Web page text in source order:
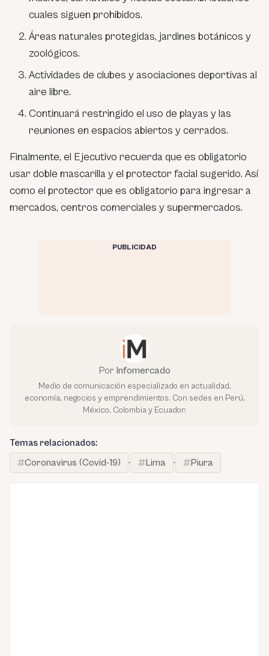
cuales siguen prohibidos.
Áreas naturales protegidas, jardines botánicos y
zoológicos.
Actividades de clubes y asociaciones deportivas al
aire libre.
Continuará restringido el uso de playas y las
reuniones en espacios abiertos y cerrados.
Finalmente, el Ejecutivo recuerda que es obligatorio
usar doble mascarilla y el protector facial sugerido. Así
como el protector que es obligatorio para ingresar a
mercados, centros comerciales y supermercados.
PUBLICIDAD
Por Infomercado
Medio de comunicación especializado en actualidad,
economía, negocios y emprendimientos. Con sedes en Perú,
México, Colombia y Ecuador.
Temas relacionados:
Coronavirus (Covid-19)
· Lima · Piura